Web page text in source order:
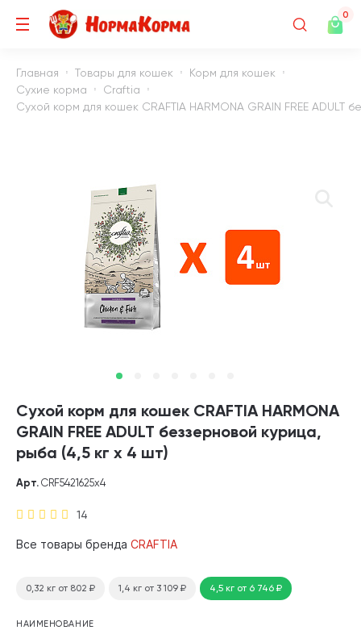
0
Главная Товары для кошек
Корм для кошек
Сухие корма
Craftia
Сухой корм для кошек CRAFTIA HARMONA GRAIN FREE ADULT
Сухой корм для кошек CRAFTIA HARMONA
GRAIN FREE ADULT беззерновой курица,
рыба (4,5 кг х 4 шт)
14
Арт. CRF5421625х4
Все товары бренда CRAFTIA
0,32 кг от 802 ₽ 1,4 кг от 3 109 ₽ 4,5 кг от 6 746₽
НАИМЕНОВАНИЕ